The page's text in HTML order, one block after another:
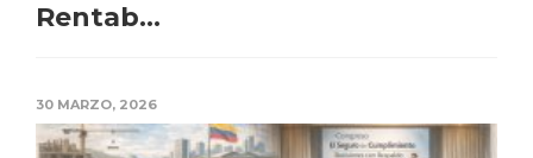
Rentab...
30 MARZO, 2026